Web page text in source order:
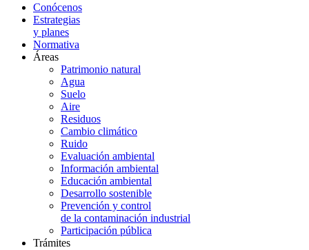
Conócenos
Estrategias
y planes
Normativa
Áreas
Patrimonio natural
Agua
Suelo
Aire
Residuos
Cambio climático
Ruido
Evaluación ambiental
Información ambiental
Educación ambiental
Desarrollo sostenible
Prevención y control
de la contaminación industrial
Participación pública
Trámites